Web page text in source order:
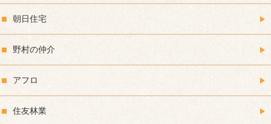
朝日住宅
野村の仲介
アフロ
住友林業